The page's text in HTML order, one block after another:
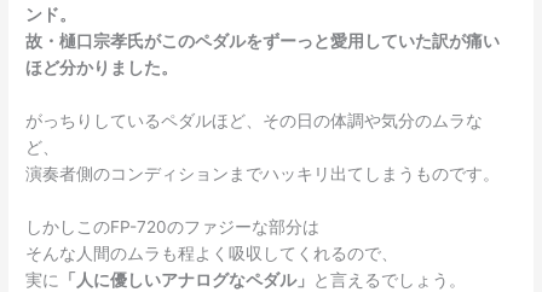
ンド。
故・樋口宗孝氏がこのペダルをずーっと愛用していた訳が痛い
ほど分かりました。
がっちりしているペダルほど、その日の体調や気分のムラな
ど、
演奏者側のコンディションまでハッキリ出てしまうものです。
しかしこのFP-720のファジーな部分は
そんな人間のムラも程よく吸収してくれるので、
実に 「人に優しいアナログなペダル」 と言えるでしょう。